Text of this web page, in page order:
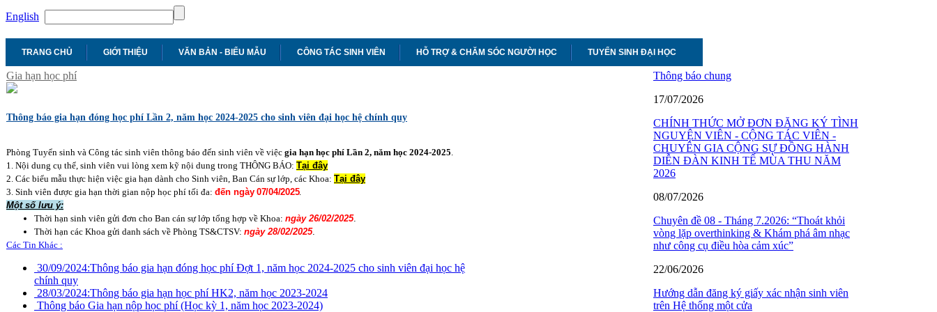
English
TRANG CHỦ GIỚI THIỆU VĂN BẢN - BIỂU MẪU CÔNG TÁC SINH VIÊN HỖ TRỢ & CHĂM SÓC NGƯỜI HỌC TUYỂN SINH ĐẠI HỌC
Gia hạn học phí
Thông báo gia hạn đóng học phí Lần 2, năm học 2024-2025 cho sinh viên đại học hệ chính quy
Phòng Tuyển sinh và Công tác sinh viên thông báo đến sinh viên về việc gia hạn học phí Lần 2, năm học 2024-2025
1. Nội dung cụ thể, sinh viên vui lòng xem kỹ nội dung trong THÔNG BÁO: Tại đây
2. Các biểu mẫu thực hiện việc gia hạn dành cho Sinh viên, Ban Cán sự lớp, các Khoa: Tại đây
3. Sinh viên được gia hạn thời gian nộp học phí tối đa: đến ngày 07/04/2025.
Một số lưu ý:
Thời hạn sinh viên gửi đơn cho Ban cán sự lớp tổng hợp về Khoa: ngày 26/02/2025.
Thời hạn các Khoa gửi danh sách về Phòng TS&CTSV: ngày 28/02/2025.
Các Tin Khác :
30/09/2024:Thông báo gia hạn đóng học phí Đợt 1, năm học 2024-2025 cho sinh viên đại học hệ
chính quy
28/03/2024:Thông báo gia hạn học phí HK2, năm học 2023-2024
Thông báo Gia hạn nộp học phí (Học kỳ 1, năm học 2023-2024)
Thông báo chung
17/07/2026
CHÍNH THỨC MỞ ĐƠN ĐĂNG KÝ TÌNH
NGUYỆN VIÊN - CỘNG TÁC VIÊN -
CHUYÊN GIA CỘNG SỰ ĐỒNG HÀNH
DIỄN ĐÀN KINH TẾ MÙA THU NĂM
2026
08/07/2026
Chuyên đề 08 - Tháng 7.2026: “Thoát khỏi
vòng lặp overthinking & Khám phá âm nhạc
như công cụ điều hòa cảm xúc”
22/06/2026
Hướng dẫn đăng ký giấy xác nhận sinh viên
trên Hệ thống một cửa